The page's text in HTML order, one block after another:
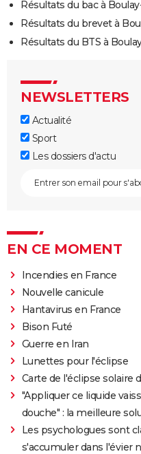
Résultats du bac à
Résultats du brevet à
Résultats du BTS à
NEWSLETTERS
Actualité
Sport
Les dossiers d'actu
EN CE MOMENT
Incendies en France
Nouvelle canicule
Hantavirus en France
Bison Futé
Guerre en Iran
Lunettes pour l'éclipse
Carte de l'éclipse solaire
"Appliquer ce liquide
douche" : la meilleure
Les psychologues sont
s'accumuler dans l'évier